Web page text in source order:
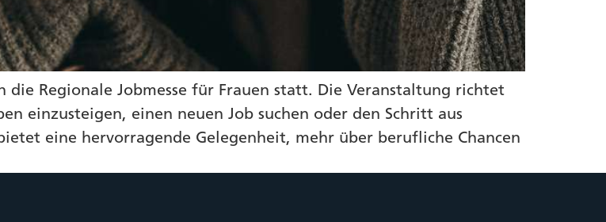
die Regionale Jobmesse für Frauen statt. Die Veranstaltung richtet
einzusteigen, einen neuen Job suchen oder den Schritt aus
eine hervorragende Gelegenheit, mehr über berufliche Chancen